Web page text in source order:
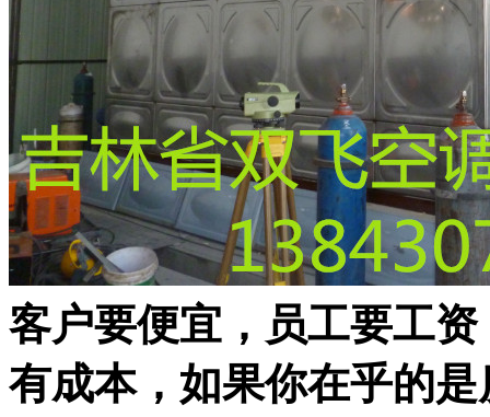
客户要便宜，员工要工
有成本，如果你在乎的